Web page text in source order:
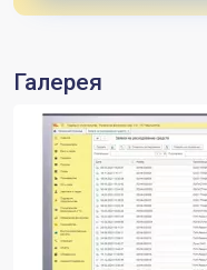
Галерея